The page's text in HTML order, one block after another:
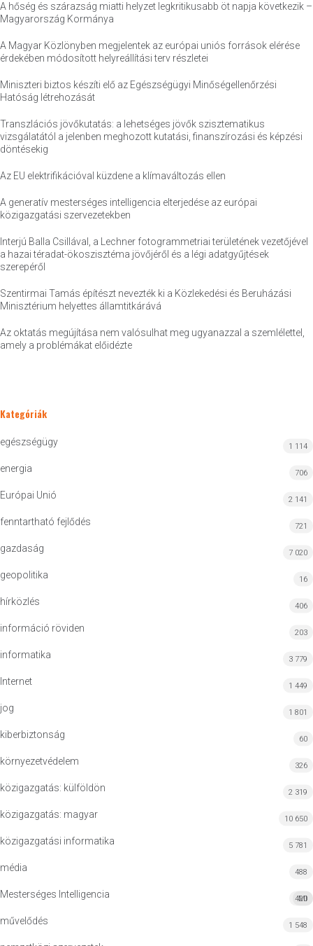
A hőség és szárazság miatti helyzet legkritikusabb öt napja következik –
Magyarország Kormánya
A Magyar Közlönyben megjelentek az európai uniós források elérése
érdekében módosított helyreállítási terv részletei
Miniszteri biztos készíti elő az Egészségügyi Minőségellenőrzési
Hatóság létrehozását
Transzlációs jövőkutatás: a lehetséges jövők szisztematikus
vizsgálatától a jelenben meghozott kutatási, finanszírozási és képzési
döntésekig
Az EU elektrifikációval küzdene a klímaváltozás ellen
A generatív mesterséges intelligencia elterjedése az európai
közigazgatási szervezetekben
Interjú Balla Csillával, a Lechner fotogrammetriai területének vezetőjével
a hazai téradat-ökoszisztéma jövőjéről és a légi adatgyűjtések
szerepéről
Szentirmai Tamás építészt nevezték ki a Közlekedési és Beruházási
Minisztérium helyettes államtitkárává
Az oktatás megújítása nem valósulhat meg ugyanazzal a szemlélettel,
amely a problémákat előidézte
Kategóriák
egészségügy 1 114
energia 706
Európai Unió 2 141
fenntartható fejlődés 721
gazdaság 7 020
geopolitika 16
hírközlés 406
információ röviden 203
informatika 3 779
Internet 1 449
jog 1 801
kiberbiztonság 60
környezetvédelem 326
közigazgatás: külföldön 2 319
közigazgatás: magyar 10 650
közigazgatási informatika 5 781
média 488
Mesterséges Intelligencia MI
420
művelődés 1 548